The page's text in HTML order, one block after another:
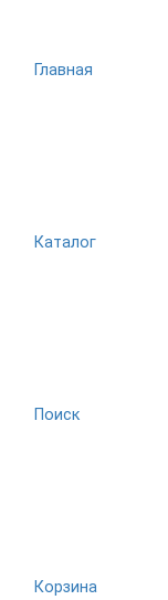
Главная
Каталог
Поиск
Корзина